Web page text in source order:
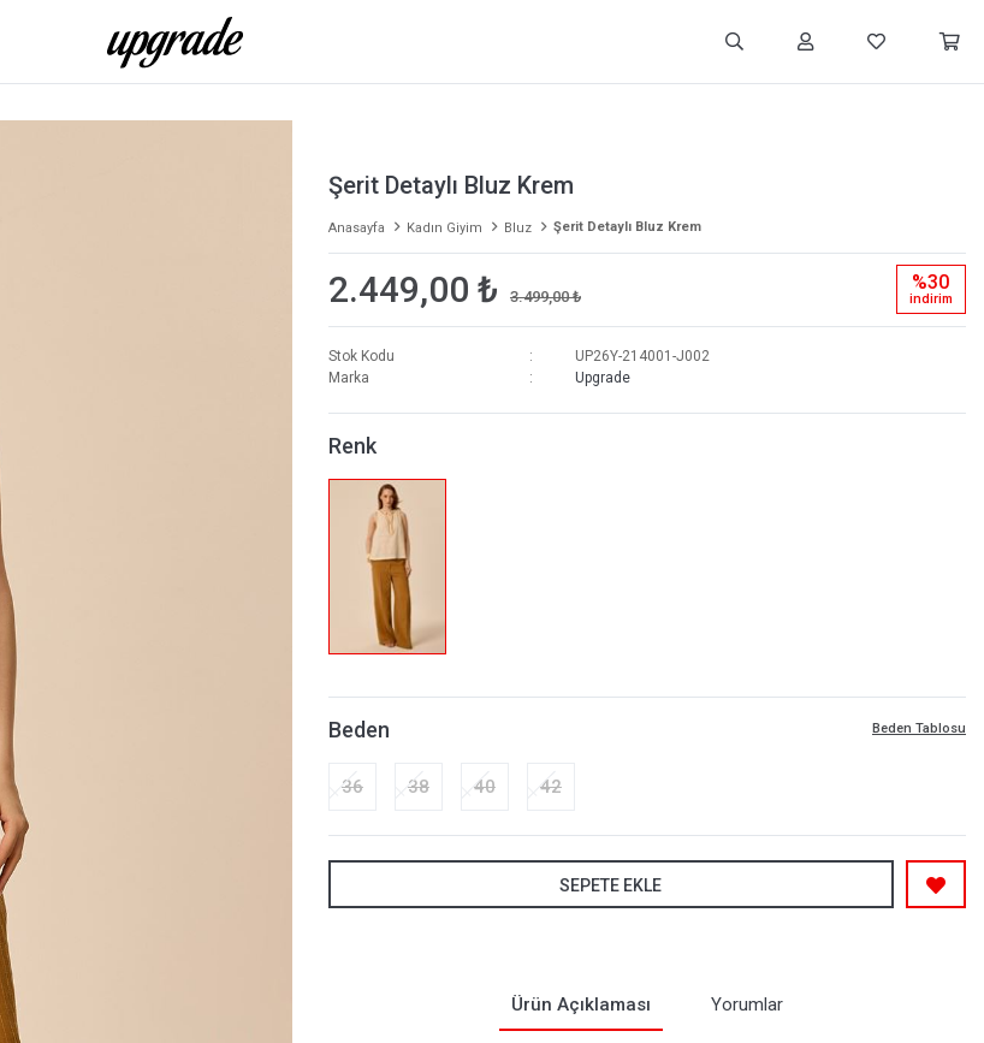
Şerit Detaylı Bluz Krem
Anasayfa Kadın Giyim Bluz Şerit Detaylı Bluz Krem
2.449,00 ₺ 3.499,00 ₺
%30
i̇ndi̇ri̇m
Stok Kodu
UP26Y-214001-J002
Marka
Upgrade
Renk
Beden Tablosu
Beden
36 38 40 42
SEPETE EKLE
Ürün Açıklaması Yorumlar